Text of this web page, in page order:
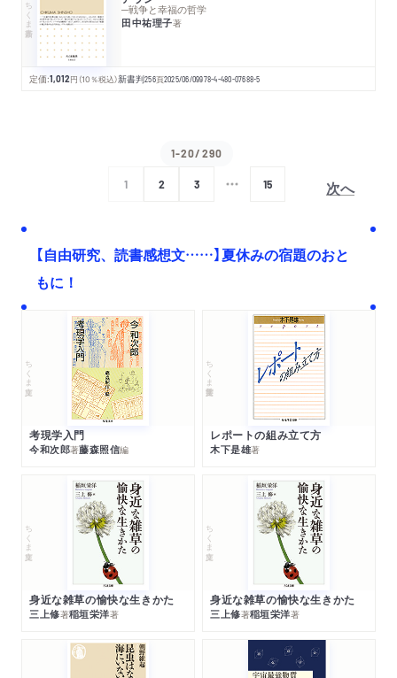
ちくま新書
─戦争と幸福の哲学
田中祐理子著
定価:1,012円 （10％税込）新書判256頁2025/06/09978-4-480-07688-5
1-20/290
1 2 3 15 次へ
【自由研究、読書感想文……】夏休みの宿題のおと
もに！
ちくま文庫
考現学入門
今和次郎著藤森照信編
ちくま学芸文庫
レポートの組み立て方
木下是雄著
ちくま文庫
身近な雑草の愉快な生きかた
三上修著稲垣栄洋著
ちくま文庫
身近な雑草の愉快な生きかた
三上修著稲垣栄洋著